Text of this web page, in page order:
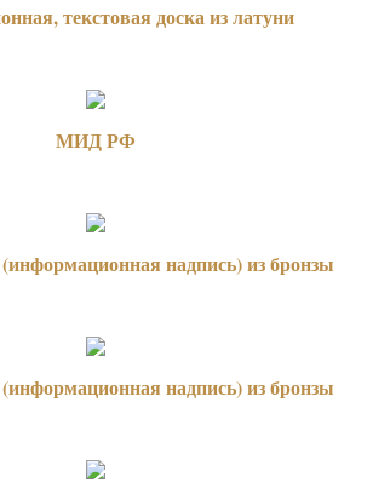
текстовая доска из латуни
МИД РФ
надпись) из бронзы
надпись) из бронзы